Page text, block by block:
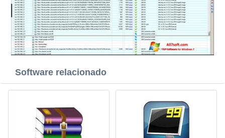
Software relacionado